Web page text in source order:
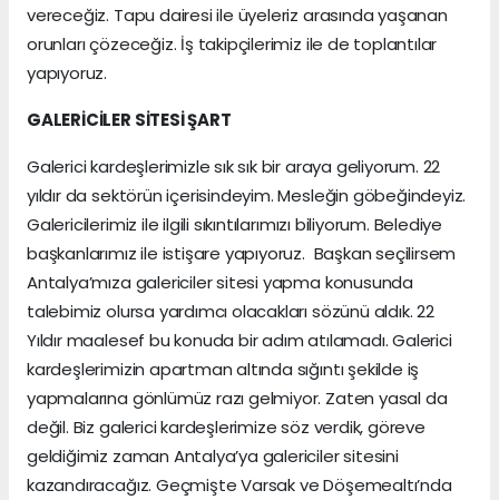
vereceğiz. Tapu dairesi ile üyeleriz arasında yaşanan
orunları çözeceğiz. İş takipçilerimiz ile de toplantılar
yapıyoruz.
GALERİCİLER SİTESİ ŞART
Galerici kardeşlerimizle sık sık bir araya geliyorum. 22
yıldır da sektörün içerisindeyim. Mesleğin göbeğindeyiz.
Galericilerimiz ile ilgili sıkıntılarımızı biliyorum. Belediye
başkanlarımız ile istişare yapıyoruz. Başkan seçilirsem
Antalya’mıza galericiler sitesi yapma konusunda
talebimiz olursa yardımcı olacakları sözünü aldık. 22
Yıldır maalesef bu konuda bir adım atılamadı. Galerici
kardeşlerimizin apartman altında sığıntı şekilde iş
yapmalarına gönlümüz razı gelmiyor. Zaten yasal da
değil. Biz galerici kardeşlerimize söz verdik, göreve
geldiğimiz zaman Antalya’ya galericiler sitesini
kazandıracağız. Geçmişte Varsak ve Döşemealtı’nda